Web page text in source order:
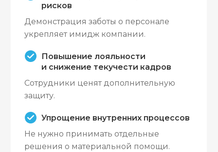
рисков
Демонстрация заботы о персонале
укрепляет имидж компании.
Повышение лояльности
и снижение текучести кадров
Сотрудники ценят дополнительную
защиту.
Упрощение внутренних процессов
Не нужно принимать отдельные
решения о материальной помощи.